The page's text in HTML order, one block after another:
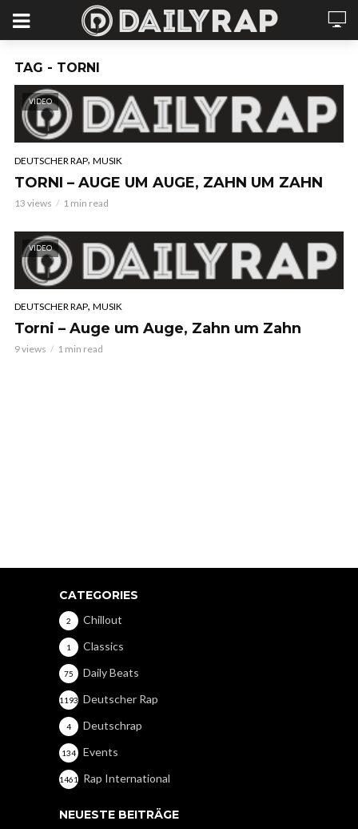
TAG - TORNI
VIDEO
DEUTSCHER RAP, MUSIK
TORNI – AUGE UM AUGE, ZAHN UM ZAHN
13 views 1 min read
VIDEO
DEUTSCHER RAP, MUSIK
Torni – Auge um Auge, Zahn um Zahn
9 views 1 min read
CATEGORIES
Chillout
2
Classics
1
Daily Beats
75
Deutscher Rap
1193
Deutschrap
4
Events
134
Rap International
1461
NEUESTE BEITRÄGE